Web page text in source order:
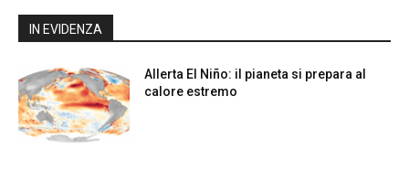
IN EVIDENZA
Allerta El Niño: il pianeta si prepara al
calore estremo